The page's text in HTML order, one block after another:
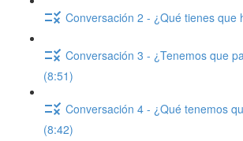
Conversación 2 - ¿Qué tienes que
Conversación 3 - ¿Tenemos que
(8:51)
Conversación 4 - ¿Qué tenemos
(8:42)